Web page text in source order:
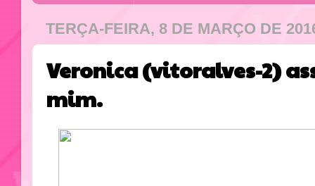
TERÇA-FEIRA, 8 DE MARÇO DE
Veronica (vitoralves-2)
mim.